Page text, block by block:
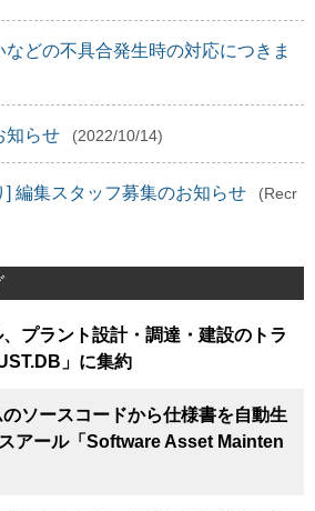
どの不具合発生時の対応につきま
知らせ (2022/10/14)
] 編集スタッフ募集のお知らせ
(Recr
、プラント設計・調達・建設のトラ
」に集約
ソースコードから仕様書を自動生
アール「Software Asset Mainten